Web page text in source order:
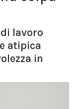
lavoro
atipica
in